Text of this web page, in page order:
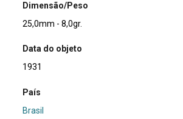
Dimensão/Peso
25,0mm - 8,0gr.
Data do objeto
1931
País
Brasil